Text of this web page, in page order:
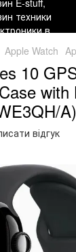
Apple Watch
10
A)
відгук